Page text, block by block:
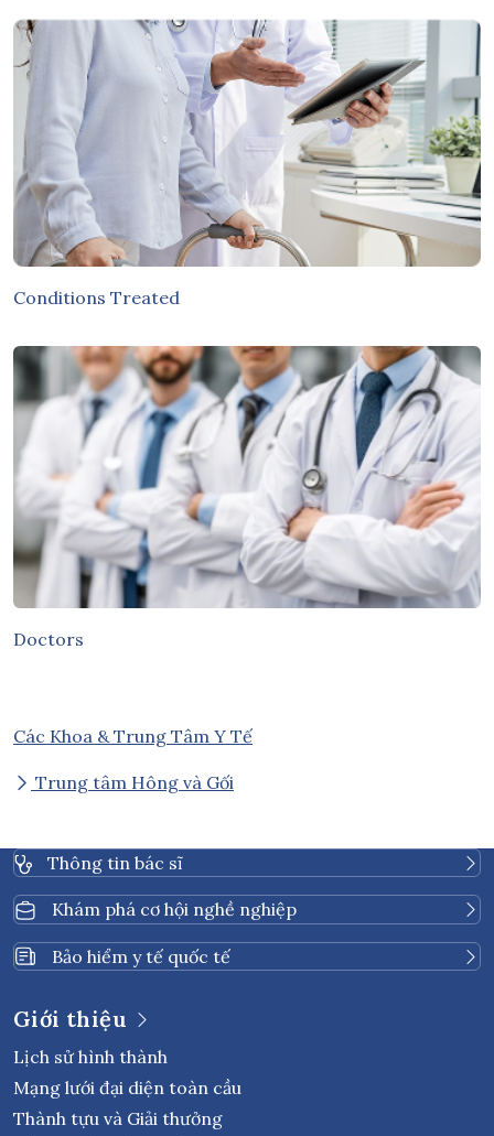
Conditions Treated
Doctors
Các Khoa & Trung Tâm Y Tế
Trung tâm Hông và Gối
Thông tin bác sĩ
Khám phá cơ hội nghề nghiệp
Bảo hiểm y tế quốc tế
Giới thiệu
Lịch sử hình thành
Mạng lưới đại diện toàn cầu
Thành tựu và Giải thưởng